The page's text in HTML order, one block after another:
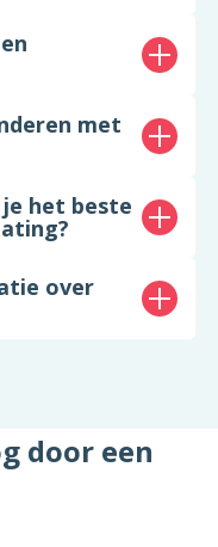
met
het beste
over
door een